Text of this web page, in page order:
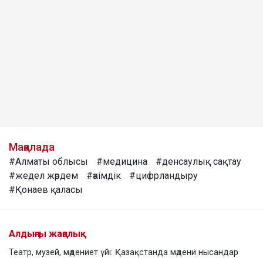
Мақалада
#Алматы облысы #медицина
#денсаулық сақтау
#жедел жәрдем
#әкімдік
#цифрландыру
#Қонаев қаласы
Алдыңғы жаңалық
Театр, музей, мәдениет үйі: Қазақстанда мәдени нысандар